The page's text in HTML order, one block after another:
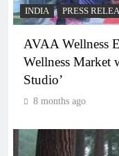
INDIA PRESS
AVAA Wellness
Wellness Market
Studio’
8 months ago